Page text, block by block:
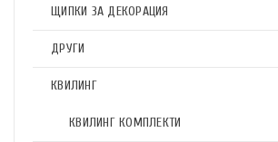
ЩИПКИ ЗА ДЕКОРАЦИЯ
ДРУГИ
КВИЛИНГ
КВИЛИНГ КОМПЛЕКТИ